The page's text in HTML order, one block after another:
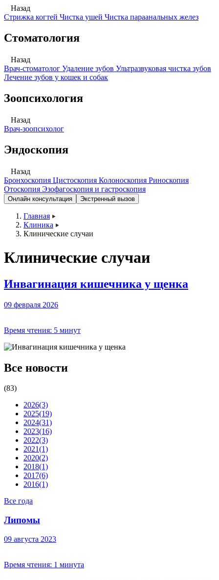
Назад
Стрижка когтей Чистка ушей Чистка параанальных желез
Стоматология
Назад
Врач-стоматолог Удаление зубов Ультразвуковая чистка зубов
Лечение зубов у кошек и собак
Зоопсихология
Назад
Врач-зоопсихолог
Эндоскопия
Назад
Бронхоскопия Цистоскопия Колоноскопия Риноскопия
Отоскопия Эзофагоскопия и гастроскопия
Онлайн консультация Экстренный вызов
Главная
Клиника
Клинические случаи
Клинические случаи
Инвагинация кишечника у щенка
09 февраля 2026
Время чтения: 5 минут
Все новости
(83)
2026(3)
2025(19)
2024(31)
2023(16)
2022(3)
2021(1)
2020(2)
2018(1)
2017(6)
2016(1)
Все года
Липомы
09 августа 2023
Время чтения: 1 минута